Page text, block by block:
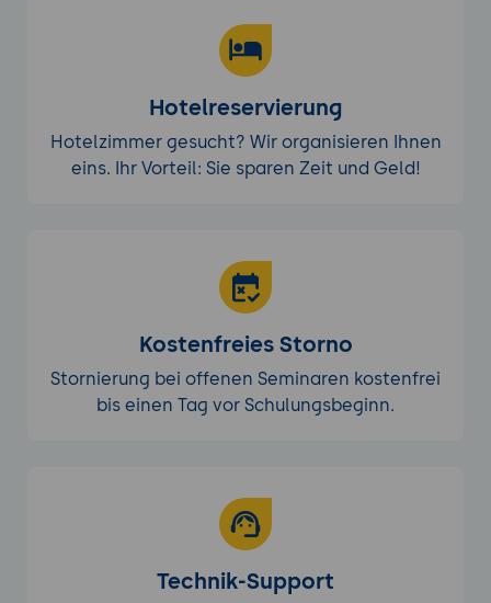
Hotelreservierung
Hotelzimmer gesucht? Wir organisieren Ihnen
eins. Ihr Vorteil: Sie sparen Zeit und Geld!
Kostenfreies Storno
Stornierung bei offenen Seminaren kostenfrei
bis einen Tag vor Schulungsbeginn.
Technik-Support